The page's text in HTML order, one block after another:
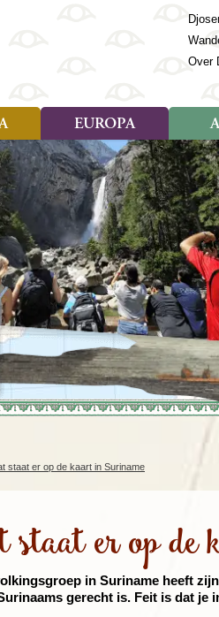
Over
Tomé en Principe
Afrika
(Frans) Guyana
Galapagos
Guatemala
Honduras
Mexico
Nicaragua
Paaseiland
Paraguay
Peru
Suriname
EUROPA
Soort reizen
Rondreis (28)
Familiereis (11)
Fietsreis (8)
Wandelreis (23)
Cultuur (12)
Natuur (3)
Soort
dagen
staat er op de kaart in Suriname
staat er op de
in Suriname heeft
gerecht is. Feit is dat je